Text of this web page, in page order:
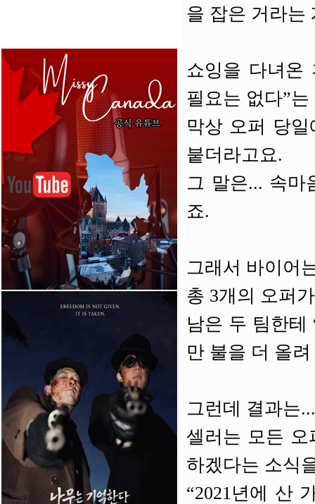
을 잡은 거라는
쇼잉을 다녀온
필요는 없다”
막상 오퍼 당
붙더라고요.
그 말은... 속마
죠.
그래서 바이어
총 3개의 오퍼
남은 두 팀한테
만 불을 더 올
그런데 결과는...
셀러는 모든 오
하겠다는 소식
“2021년에 산